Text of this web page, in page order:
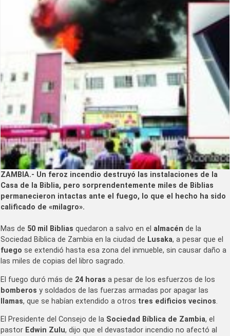
ZAMBIA.- Un feroz incendio destruyó las instalaciones de la
Casa de la Biblia, pero sorprendentemente miles de Biblias
permanecieron intactas ante el fuego, lo que el hecho ha sido
calificado de «milagro».
Mas de 50 mil Biblias quedaron a salvo en el almacén de la
Sociedad Bíblica de Zambia en la ciudad de Lusaka, a pesar que el
fuego se extendió hasta esa zona del inmueble, sin causar daño a
las miles de copias del libro sagrado.
El fuego duró más de 24 horas a pesar de los esfuerzos de los
bomberos y soldados de las fuerzas armadas por apagar las
llamas, que se habían extendido a otros tres edificios vecinos.
El Presidente del Consejo de la Sociedad Bíblica de Zambia, el
pastor Edwin Zulu, dijo que el devastador incendio no afectó al